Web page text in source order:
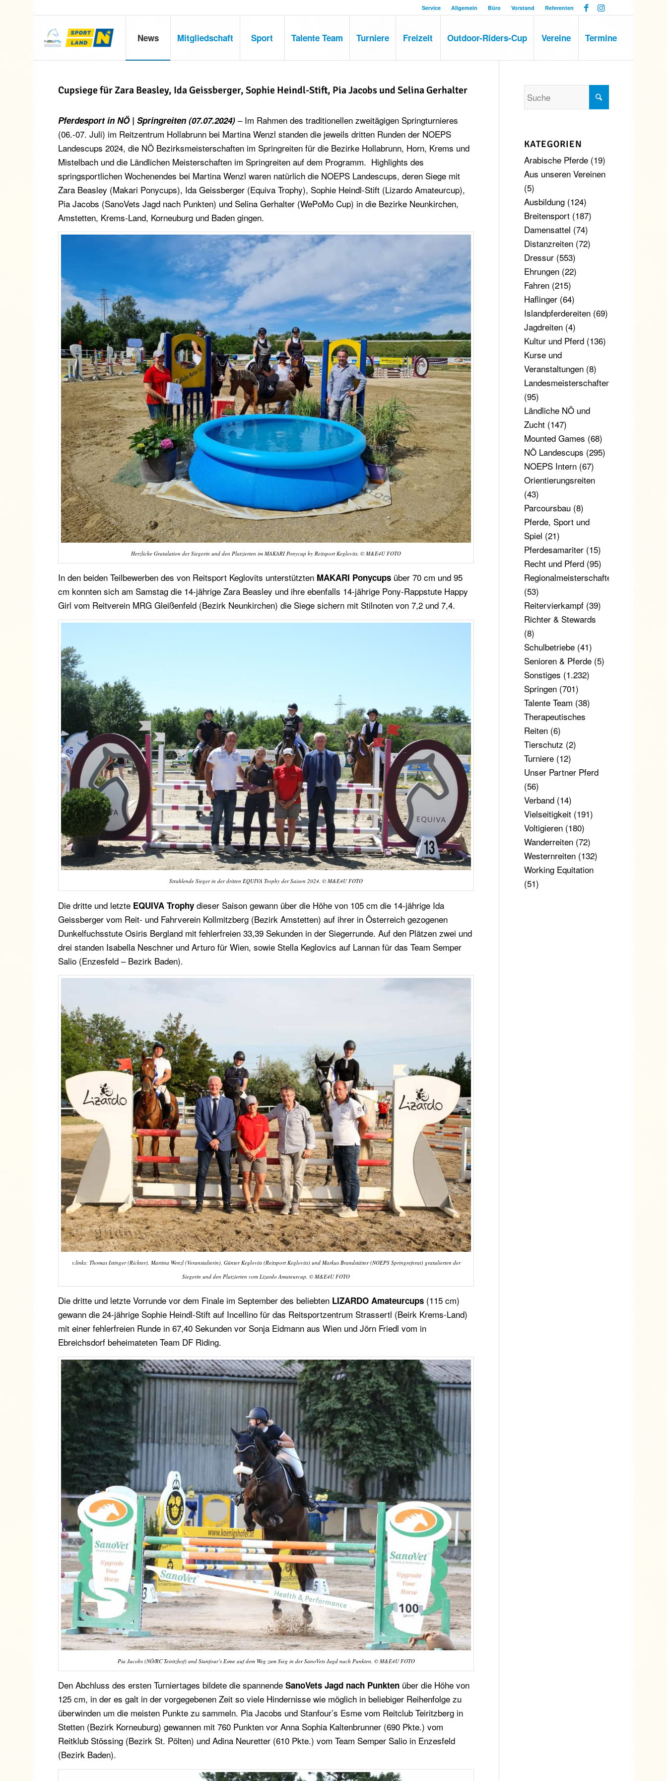
Service Allgemein Büro Vorstand Referenten
News Mitgliedschaft Sport Talente Team Turniere Freizeit Outdoor-Riders-Cup Vereine Termine
Cupsiege für Zara Beasley, Ida Geissberger, Sophie Heindl-Stift, Pia Jacobs und Selina Gerhalter
Pferdesport in NÖ | Springreiten (07.07.2024) – Im Rahmen des traditionellen zweitägigen Springturnieres
(06.-07. Juli) im Reitzentrum Hollabrunn bei Martina Wenzl standen die jeweils dritten Runden der NOEPS
Landescups 2024, die NÖ Bezirksmeisterschaften im Springreiten für die Bezirke Hollabrunn, Horn, Krems und
Mistelbach und die Ländlichen Meisterschaften im Springreiten auf dem Programm. Highlights des
springsportlichen Wochenendes bei Martina Wenzl waren natürlich die NOEPS Landescups, deren Siege mit
Zara Beasley (Makari Ponycups), Ida Geissberger (Equiva Trophy), Sophie Heindl-Stift (Lizardo Amateurcup),
Pia Jacobs (SanoVets Jagd nach Punkten) und Selina Gerhalter (WePoMo Cup) in die Bezirke Neunkirchen,
Amstetten, Krems-Land, Korneuburg und Baden gingen.
Herzliche Gratulation der Siegerin und den Platzierten im MAKARI Ponycup by Reitsport Keglovits. © M&E4U FOTO
In den beiden Teilbewerben des von Reitsport Keglovits unterstützten MAKARI Ponycups über 70 cm und 95
cm konnten sich am Samstag die 14-jährige Zara Beasley und ihre ebenfalls 14-jährige Pony-Rappstute Happy
Girl vom Reitverein MRG Gleißenfeld (Bezirk Neunkirchen) die Siege sichern mit Stilnoten von 7,2 und 7,4.
Strahlende Sieger in der dritten EQUIVA Trophy der Saison 2024. © M&E4U FOTO
Die dritte und letzte EQUIVA Trophy dieser Saison gewann über die Höhe von 105 cm die 14-jährige Ida
Geissberger vom Reit- und Fahrverein Kollmitzberg (Bezirk Amstetten) auf ihrer in Österreich gezogenen
Dunkelfuchsstute Osiris Bergland mit fehlerfreien 33,39 Sekunden in der Siegerrunde. Auf den Plätzen zwei und
drei standen Isabella Neschner und Arturo für Wien, sowie Stella Keglovics auf Lannan für das Team Semper
Salio (Enzesfeld – Bezirk Baden).
v.links: Thomas Istinger (Richter), Martina Wenzl (Veranstalterin), Günter Keglovits (Reitsport Keglovits) und Markus Brandstätter (NOEPS Springreferat) gratulierten der
Siegerin und den Platzierten vom Lizardo Amateurcup. © M&E4U FOTO
Die dritte und letzte Vorrunde vor dem Finale im September des beliebten LIZARDO Amateurcups (115 cm)
gewann die 24-jährige Sophie Heindl-Stift auf Incellino für das Reitsportzentrum Strassertl (Beirk Krems-Land)
mit einer fehlerfreien Runde in 67,40 Sekunden vor Sonja Eidmann aus Wien und Jörn Friedl vom in
Ebreichsdorf beheimateten Team DF Riding.
Pia Jacobs (NÖ/RC Teiritzhof) und Stanfour’s Esme auf dem Weg zum Sieg in der SanoVets Jagd nach Punkten. © M&E4U FOTO
Den Abchluss des ersten Turniertages bildete die spannendeSanoVets Jagd nach Punkten über die Höhe von
125 cm, in der es galt in der vorgegebenen Zeit so viele Hindernisse wie möglich in beliebiger Reihenfolge zu
überwinden um die meisten Punkte zu sammeln. Pia Jacobs und Stanfour’s Esme vom Reitclub Teiritzberg in
Stetten (Bezirk Korneuburg) gewannen mit 760 Punkten vor Anna Sophia Kaltenbrunner (690 Pkte.) vom
Reitklub Stössing (Bezirk St. Pölten) und Adina Neuretter (610 Pkte.) vom Team Semper Salio in Enzesfeld
(Bezirk Baden).
KATEGORIEN
Arabische Pferde(19)
Aus unseren Vereinen
(5)
Ausbildung(124)
Breitensport(187)
Damensattel (74)
Distanzreiten(72)
Dressur(553)
Ehrungen(22)
Fahren(215)
Haflinger(64)
Islandpferdereiten(69)
Jagdreiten(4)
Kultur und Pferd(136)
Kurse und
Veranstaltungen(8)
Landesmeisterschaften
(95)
Ländliche NÖ und
Zucht(147)
Mounted Games (68)
NÖ Landescups (295)
NOEPS Intern(67)
Orientierungsreiten
(43)
Parcoursbau(8)
Pferde, Sport und
Spiel (21)
Pferdesamariter(15)
Recht und Pferd(95)
Regionalmeisterschaften
(53)
Reitervierkampf(39)
Richter & Stewards
(8)
Schulbetriebe(41)
Senioren & Pferde(5)
Sonstiges (1.232)
Springen(701)
Talente Team (38)
Therapeutisches
Reiten(6)
Tierschutz (2)
Turniere(12)
Unser Partner Pferd
(56)
Verband(14)
Vielseitigkeit(191)
Voltigieren(180)
Wanderreiten(72)
Westernreiten(132)
Working Equitation
(51)